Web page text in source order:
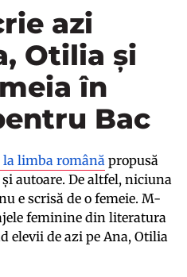
azi
Otilia și
în
Bac
la limba românăpropusă
autoare. De altfel, niciuna
e scrisă de o femeie. M-
feminine din literatura
elevii de azi pe Ana, Otilia